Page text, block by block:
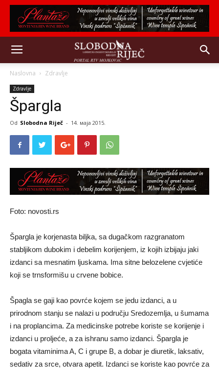
Naslovna Zdravlje
Zdravlje
Špargla
Od Slobodna Riječ - 14. маја 2015.
Foto: novosti.rs
Špargla je korjenasta biljka, sa dugačkom razgranatom
stabljikom dubokim i debelim korijenjem, iz kojih izbijaju jaki
izdanci sa mesnatim ljuskama. Ima sitne belozelene cvjetiće
koji se trnsformišu u crvene bobice.
Špagla se gaji kao povrće kojem se jedu izdanci, a u
prirodnom stanju se nalazi u području Sredozemlja, u šumama
i na proplancima. Za medicinske potrebe koriste se korijenje i
izdanci u proljeće, a za ishranu samo izdanci. Špargla je
bogata vitaminima A, C i grupe B, a dobar je diuretik, laksativ,
sedativ za srce, otvara apetit. Izdanci se koriste kao povrće za